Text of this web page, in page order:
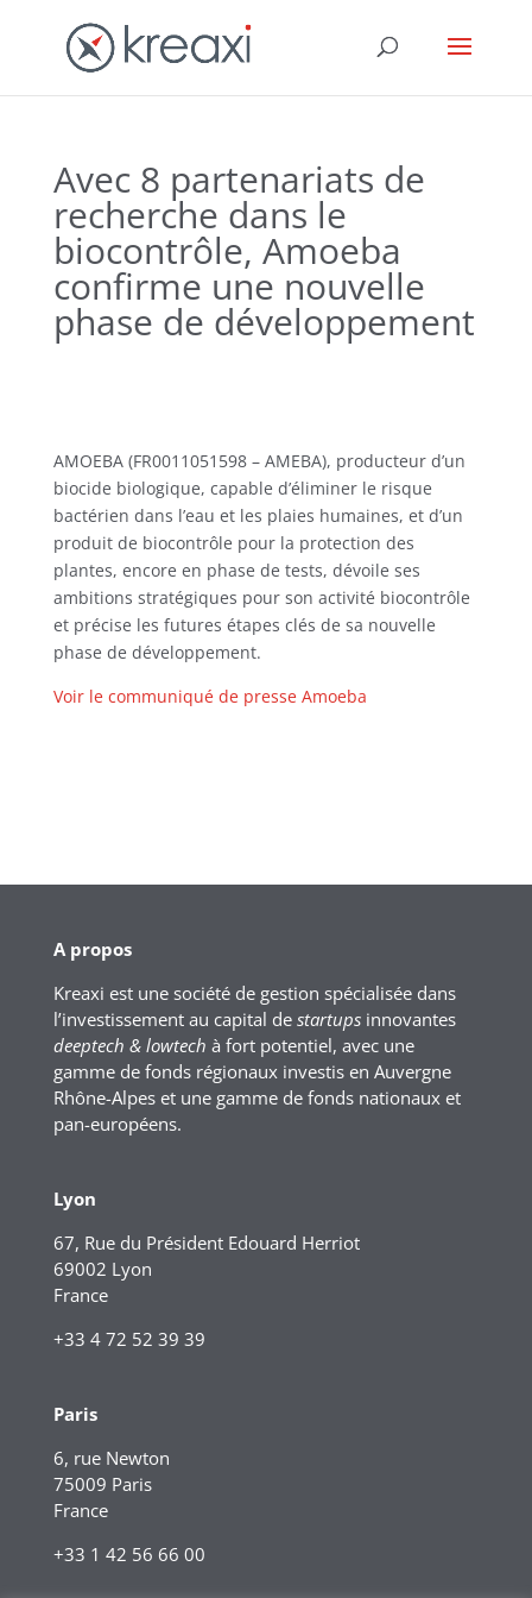
Avec 8 partenariats de
recherche dans le
biocontrôle, Amoeba
confirme une nouvelle
phase de développement
AMOEBA (FR0011051598 – AMEBA), producteur d’un
biocide biologique, capable d’éliminer le risque
bactérien dans l’eau et les plaies humaines, et d’un
produit de biocontrôle pour la protection des
plantes, encore en phase de tests, dévoile ses
ambitions stratégiques pour son activité biocontrôle
et précise les futures étapes clés de sa nouvelle
phase de développement.
Voir le communiqué de presse Amoeba
A propos
Kreaxi est une société de gestion spécialisée dans
l’investissement au capital de startupsinnovantes
deeptech & lowtech à fort potentiel, avec une
gamme de fonds régionaux investis en Auvergne
Rhône-Alpes et une gamme de fonds nationaux et
pan-européens.
Lyon
67, Rue du Président Edouard Herriot
69002 Lyon
France
+33 4 72 52 39 39
Paris
6, rue Newton
75009 Paris
France
+33 1 42 56 66 00